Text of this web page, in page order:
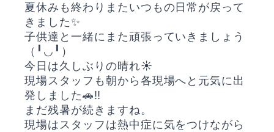
夏休みも終わりまたいつもの日常が戻って
きました✨
子供達と一緒にまた頑張っていきましょう
（╹◡╹）
今日は久しぶりの晴れ☀️
現場スタッフも朝から各現場へと元気に出
発しました🚗‼️
まだ残暑が続きますね。
現場はスタッフは熱中症に気をつけながら